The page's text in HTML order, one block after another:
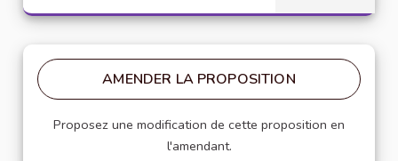
AMENDER LA PROPOSITION
Proposez une modification de cette proposition en
l'amendant.